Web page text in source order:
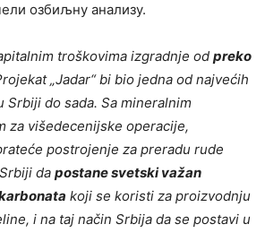
озбиљну анализу.
troškovima izgradnje od preko
„Jadar“ bi bio jedna od najvećih
do sada. Sa mineralnim
za višedecenijske operacije,
postrojenje za preradu rude
da postane svetski važan
koji se koristi za proizvodnju
i na taj način Srbija da se postavi u